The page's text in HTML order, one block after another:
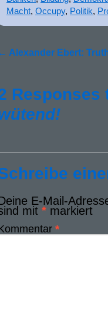
Macht, Occupy, Politik,
← Alexander Ebert:
E-Mail-
mit * markiert
*